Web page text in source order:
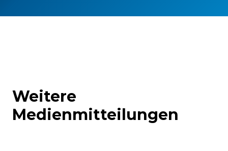
Weitere
Medienmitteilungen